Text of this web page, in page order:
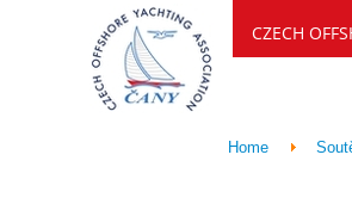
CZECH
Home